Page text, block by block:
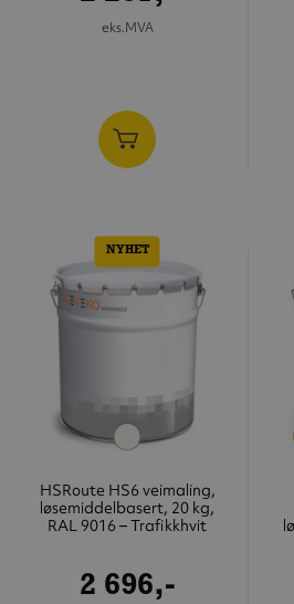
eks.MVA
NYHET
HSRoute HS6 veimaling,
løsemiddelbasert, 20 kg,
RAL 9016 – Trafikkhvit
2 696,-